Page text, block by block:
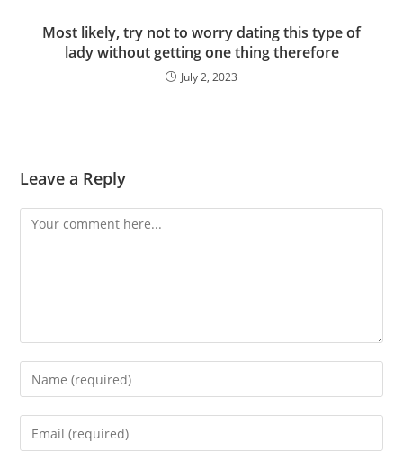
Most likely, try not to worry dating this type of
lady without getting one thing therefore
July 2, 2023
Leave a Reply
Comment
Enter
your
name
Enter
your